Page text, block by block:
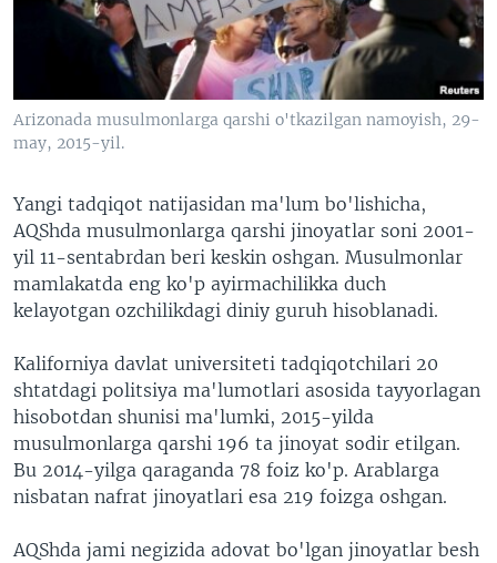
VIDEO
XABARLAR SURATLARDA
ODNOKLASSNIKI
TELEGRAM
TWITTER
SOUNDCLOUD
VOA
Arizonada musulmonlarga qarshi o'tkazilgan namoyish, 29-
may, 2015-yil.
Yangi tadqiqot natijasidan ma'lum bo'lishicha,
AQShda musulmonlarga qarshi jinoyatlar soni 2001-
yil 11-sentabrdan beri keskin oshgan. Musulmonlar
mamlakatda eng ko'p ayirmachilikka duch
kelayotgan ozchilikdagi diniy guruh hisoblanadi.
Kaliforniya davlat universiteti tadqiqotchilari 20
shtatdagi politsiya ma'lumotlari asosida tayyorlagan
hisobotdan shunisi ma'lumki, 2015-yilda
musulmonlarga qarshi 196 ta jinoyat sodir etilgan.
Bu 2014-yilga qaraganda 78 foiz ko'p. Arablarga
nisbatan nafrat jinoyatlari esa 219 foizga oshgan.
AQShda jami negizida adovat bo'lgan jinoyatlar besh